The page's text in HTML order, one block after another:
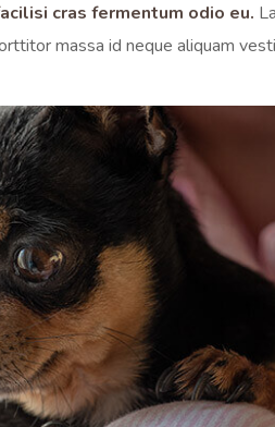
cras fermentum odio eu.
massa id neque aliquam